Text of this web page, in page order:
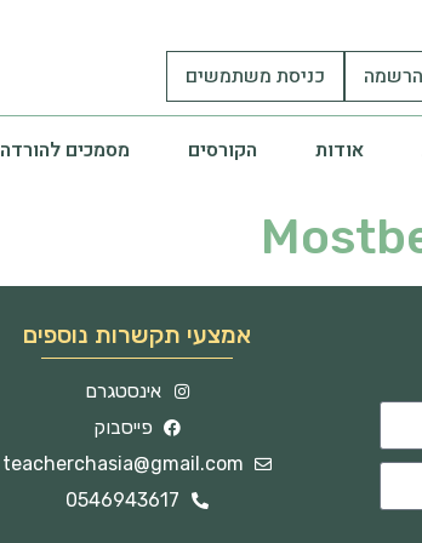
כניסת משתמשים
אודות הקורסים מסמכים להורדה
אמצעי תקשרות נוספים
אינסטגרם
פייסבוק
teacherchasia@gmail.com
0546943617